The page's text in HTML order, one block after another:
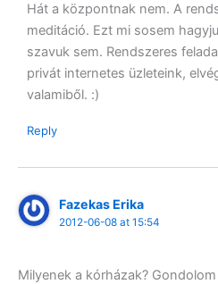
Hát a központnak nem. A
meditáció. Ezt mi sosem
szavuk sem. Rendszeres
privát internetes üzleteink,
valamiből. :)
Reply
Fazekas Erika
2012-06-08 at 15:54
Milyenek a kórházak?